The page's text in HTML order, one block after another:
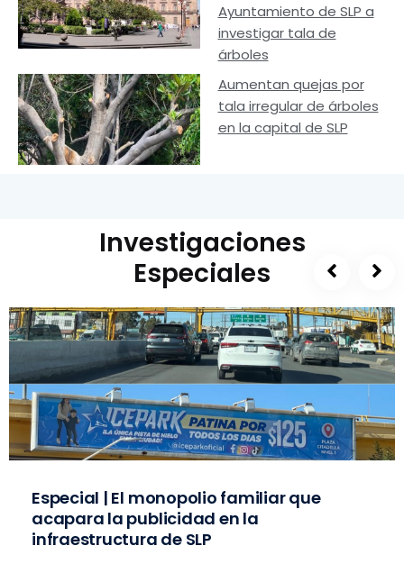
Ayuntamiento de SLP a
investigar tala de
árboles
Aumentan quejas por
tala irregular de árboles
en la capital de SLP
Investigaciones
Especiales
Especial | El monopolio familiar que
acapara la publicidad en la
infraestructura de SLP